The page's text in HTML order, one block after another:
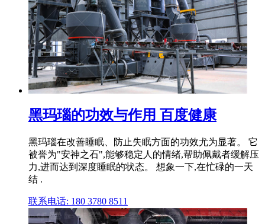
黑玛瑙的功效与作用 百度健康
黑玛瑙在改善睡眠、防止失眠方面的功效尤为显著。 它
被誉为"安神之石",能够稳定人的情绪,帮助佩戴者缓解压
力,进而达到深度睡眠的状态。 想象一下,在忙碌的一天
结 .
联系电话: 180 3780 8511